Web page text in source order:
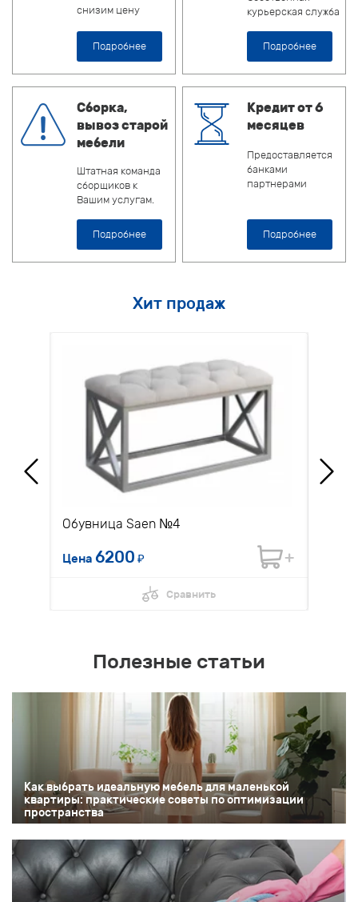
снизим цену
Подробнее
курьерская служба
Подробнее
Сборка,
вывоз старой
мебели
Штатная команда
сборщиков к
Вашим услугам.
Подробнее
Кредит от 6
месяцев
Предоставляется
банками
партнерами
Подробнее
Хит продаж
Обувница Saen №4
Цена 6200 ₽
Сравнить
Полезные статьи
Как выбрать идеальную мебель для маленькой
квартиры: практические советы по оптимизации
пространства